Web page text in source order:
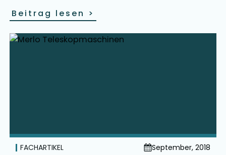
Beitrag lesen >
FACHARTIKEL September, 2018